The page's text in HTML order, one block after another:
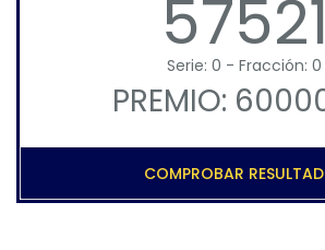
57521
Serie: 0 - Fracción: 0
PREMIO:
COMPROBAR